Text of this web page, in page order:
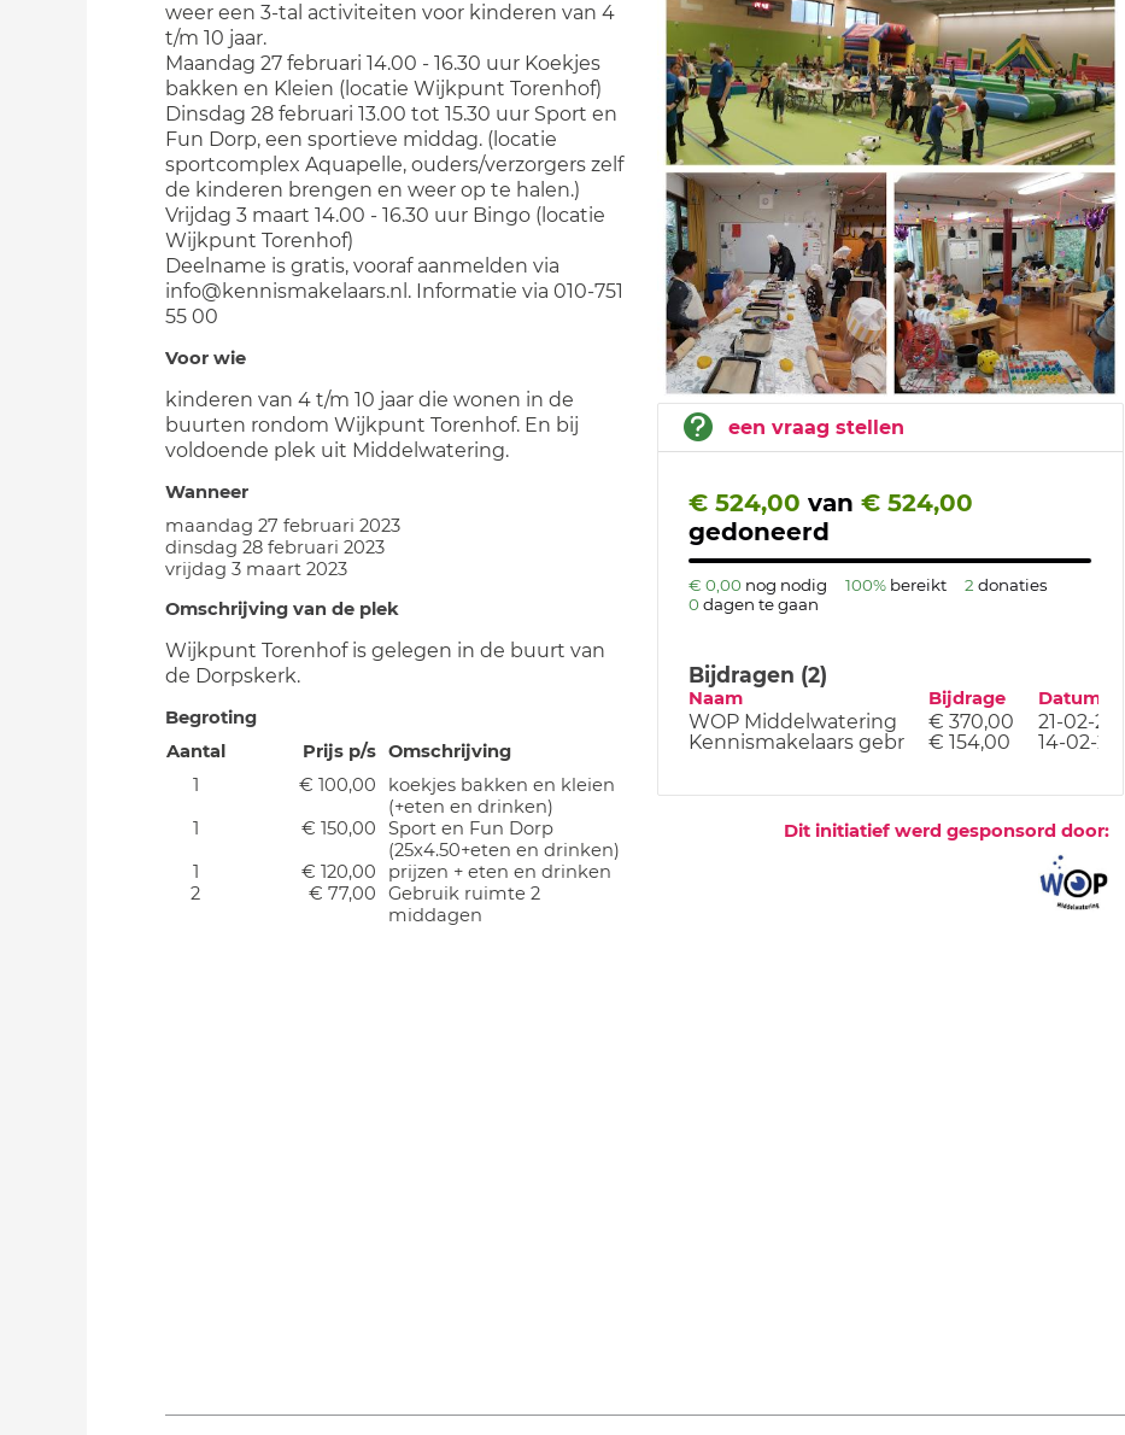
een vraag stellen
€ 524,00 van € 524,00
gedoneerd
€ 0,00 nog nodig 100% bereikt 2 donaties
0 dagen te gaan
Bijdragen (2)
Naam Bijdrage Datum
WOP Middelwatering € 370,00
21-02-23
Kennismakelaars gebr
€ 154,00 14-02-23
Dit initiatief werd gesponsord door:
weer een 3-tal activiteiten voor kinderen van 4
t/m 10 jaar.
Maandag 27 februari 14.00 - 16.30 uur Koekjes
bakken en Kleien (locatie Wijkpunt Torenhof)
Dinsdag 28 februari 13.00 tot 15.30 uur Sport en
Fun Dorp, een sportieve middag. (locatie
sportcomplex Aquapelle, ouders/verzorgers zelf
de kinderen brengen en weer op te halen.)
Vrijdag 3 maart 14.00 - 16.30 uur Bingo (locatie
Wijkpunt Torenhof)
Deelname is gratis, vooraf aanmelden via
info@kennismakelaars.nl. Informatie via 010-751
55 00
Voor wie
kinderen van 4 t/m 10 jaar die wonen in de
buurten rondom Wijkpunt Torenhof. En bij
voldoende plek uit Middelwatering.
Wanneer
maandag 27 februari 2023
dinsdag 28 februari 2023
vrijdag 3 maart 2023
Omschrijving van de plek
Wijkpunt Torenhof is gelegen in de buurt van
de Dorpskerk.
Begroting
Aantal
Prijs p/s Omschrijving
1
€ 100,00
koekjes bakken en kleien
(+eten en drinken)
1
€ 150,00
Sport en Fun Dorp
(25x4.50+eten en drinken)
1
€ 120,00
prijzen + eten en drinken
2
€ 77,00
Gebruik ruimte 2
middagen